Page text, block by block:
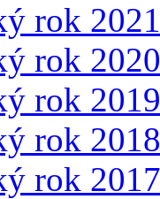
rok
rok
rok
rok
rok